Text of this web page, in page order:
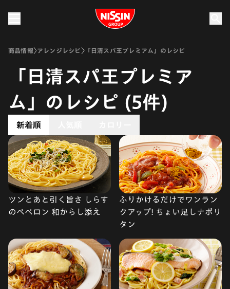
Nissin Group
商品情報 アレンジレシピ 「日清スパ王プレミアム」のレシピ
「日清スパ王プレミア
ム」のレシピ (5件)
新着順
ツンとあと引く旨さ しらす
のペペロン 和からし添え
ふりかけるだけでワンラン
クアップ! ちょい足しナポリ
タン